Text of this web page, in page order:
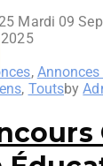
Mardi 09
,
, Toutsby